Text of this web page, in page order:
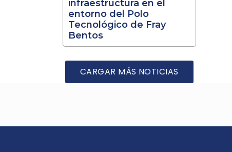
infraestructura en el
entorno del Polo
Tecnológico de Fray
Bentos
CARGAR MÁS NOTICIAS